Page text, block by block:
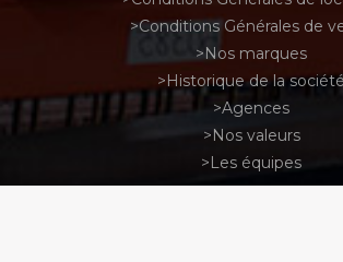
Conditions Générales de
Nos marques
Historique de la société
Agences
Nos valeurs
Les équipes